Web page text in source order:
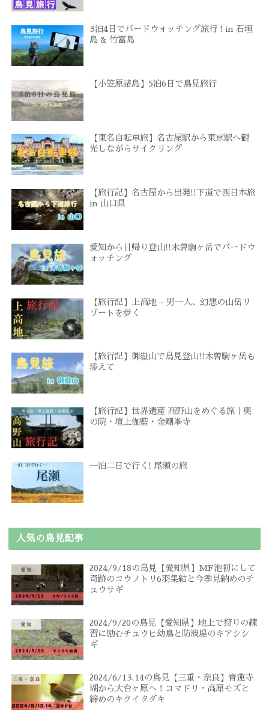
3泊4日でバードウォッチング旅行 ! in 石垣
島 & 竹富島
【小笠原諸島】5泊6日で鳥見旅行
【東名自転車旅】名古屋駅から東京駅へ観
光しながらサイクリング
【旅行記】名古屋から出発!!下道で西日本旅
in 山口県
愛知から日帰り登山!!木曽駒ヶ岳でバードウ
ォッチング
【旅行記】上高地 – 男一人、幻想の山岳リ
ゾートを歩く
【旅行記】御嶽山で鳥見登山!!木曽駒ヶ岳も
添えて
【旅行記】世界遺産 高野山をめぐる旅｜奥
の院・壇上伽藍・金剛峯寺
一泊二日で行く! 尾瀬の旅
人気の鳥見記事
2024/9/18の鳥見【愛知県】MF池初にして
奇跡のコウノトリ6羽集結と今季見納めのチ
ュウサギ
2024/9/20の鳥見【愛知県】地上で狩りの練
習に励むチュウヒ幼鳥と防波堤のキアシシ
ギ
2024/6/13,14の鳥見【三重・奈良】青蓮寺
湖から大台ヶ原へ！コマドリ・高原モズと
締めのキクイタダキ